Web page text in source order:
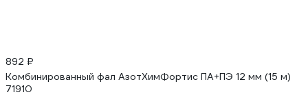
892 ₽
Комбинированный фал АзотХимФортис ПА+ПЭ 12 мм (15 м)
71910